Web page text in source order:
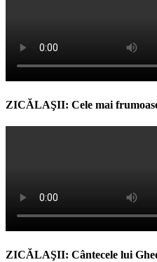
ZICĂLAŞII: Cele mai
ZICĂLAŞII: Cântecele lui